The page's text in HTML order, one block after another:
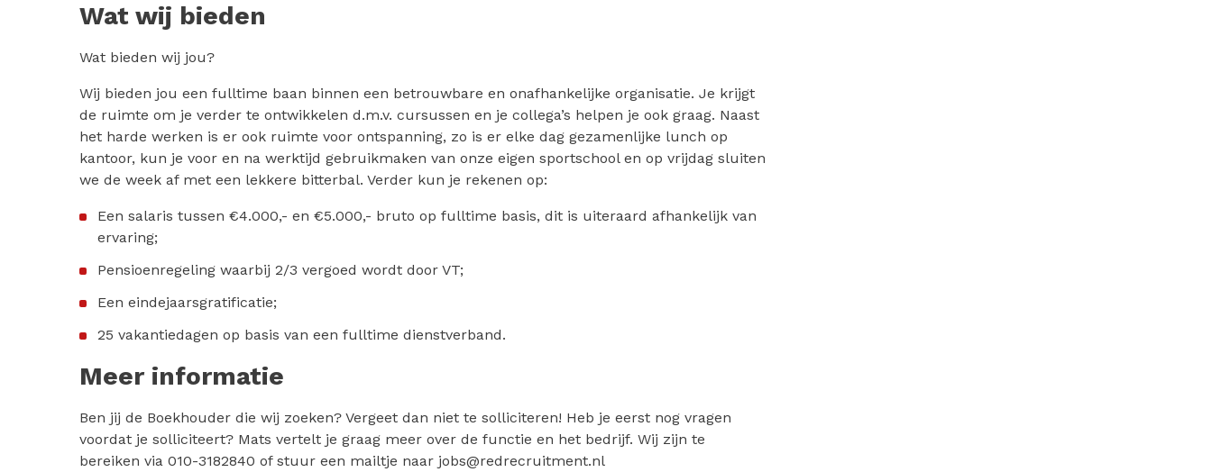
Wat wij bieden
Wat bieden wij jou?
Wij bieden jou een fulltime baan binnen een betrouwbare en onafhankelijke organisatie. Je krijgt
de ruimte om je verder te ontwikkelen d.m.v. cursussen en je collega’s helpen je ook graag. Naast
het harde werken is er ook ruimte voor ontspanning, zo is er elke dag gezamenlijke lunch op
kantoor, kun je voor en na werktijd gebruikmaken van onze eigen sportschool en op vrijdag sluiten
we de week af met een lekkere bitterbal. Verder kun je rekenen op:
Een salaris tussen €4.000,- en €5.000,- bruto op fulltime basis, dit is uiteraard afhankelijk van
ervaring;
Pensioenregeling waarbij 2/3 vergoed wordt door VT;
Een eindejaarsgratificatie;
25 vakantiedagen op basis van een fulltime dienstverband.
Meer informatie
Ben jij de Boekhouder die wij zoeken? Vergeet dan niet te solliciteren! Heb je eerst nog vragen
voordat je solliciteert? Mats vertelt je graag meer over de functie en het bedrijf. Wij zijn te
bereiken via 010-3182840 of stuur een mailtje naar jobs@redrecruitment.nl